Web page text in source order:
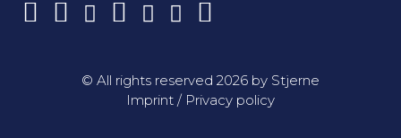
© All rights reserved 2026 by Stjerne
Imprint / Privacy policy